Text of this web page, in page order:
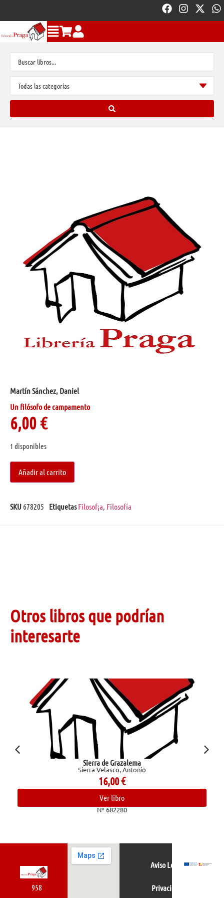
Martín Sánchez, Daniel
Un filósofo de campamento
6,00€
1 disponibles
Añadir al carrito
SKU 678205 Etiquetas Filosof¡a, Filosofía
Otros libros que podrían
interesarte
Sierra de Grazalema
Sierra Velasco, Antonio
16,00€
Ver libro
Nº 682280
958
Aviso Legal
Privacidad